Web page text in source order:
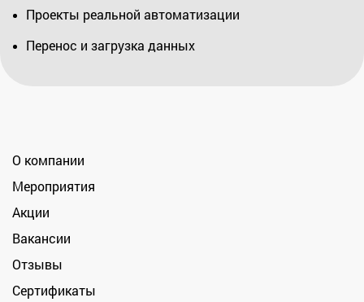
Проекты реальной автоматизации
Перенос и загрузка данных
О компании
Мероприятия
Акции
Вакансии
Отзывы
Сертификаты